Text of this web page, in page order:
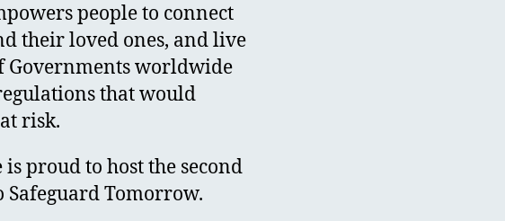
people to connect
their loved ones, and live
Governments worldwide
that would
risk.
proud to host the second
Tomorrow.